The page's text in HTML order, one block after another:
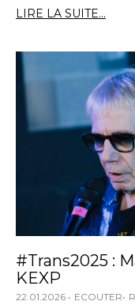
LIRE LA SUITE...
#Trans2025 :
KEXP
22.01.2026 ECOUTER